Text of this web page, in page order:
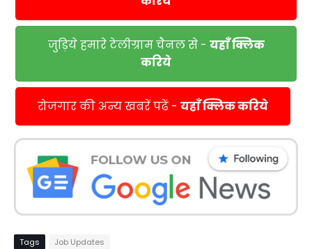
जुड़िये हमारे टेलीग्राम चैनल से - यहाँ क्लिक
करिये
रोजगार की अन्य खबरें पढें - यहाँ क्लिक करिये
Tags Job Updates